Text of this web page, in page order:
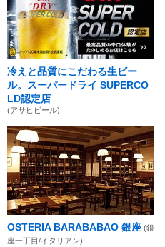
冷えと品質にこだわる生ビー
ル。スーパードライ SUPERCO
LD認定店
(アサヒビール)
OSTERIA BARABABAO 銀座 (銀
座一丁目/イタリアン)